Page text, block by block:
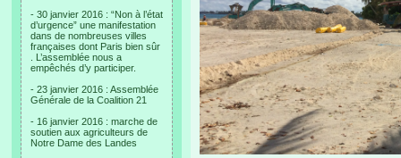
- 30 janvier 2016 : “Non à l’état
d’urgence” une manifestation
dans de nombreuses villes
françaises dont Paris bien sûr
. L’assemblée nous a
empêchés d’y participer.
- 23 janvier 2016 : Assemblée
Générale de la Coalition 21
- 16 janvier 2016 : marche de
soutien aux agriculteurs de
Notre Dame des Landes